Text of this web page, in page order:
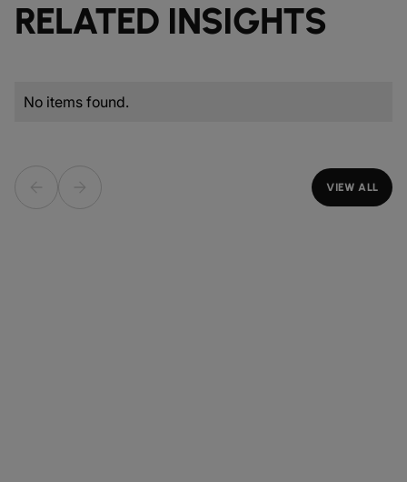
RELATED INSIGHTS
No items found.
VIEW ALL